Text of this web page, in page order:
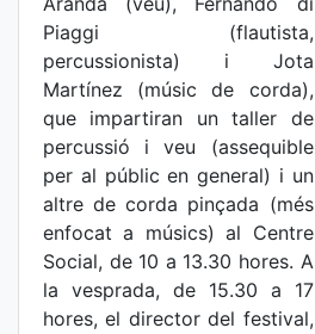
Piaggi (flautista,
percussionista) i Jota
Martínez (músic de corda),
que impartiran un taller de
percussió i veu (assequible
per al públic en general) i un
altre de corda pinçada (més
enfocat a músics) al Centre
Social, de 10 a 13.30 hores. A
la vesprada, de 15.30 a 17
hores, el director del festival,